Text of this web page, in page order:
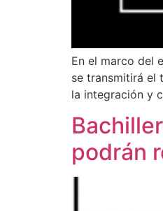
En el marco del
se transmitirá el
la integración y
podrán